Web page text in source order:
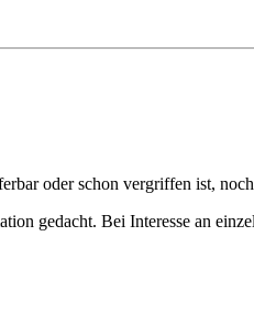
oder schon vergriffen ist,
gedacht. Bei Interesse an